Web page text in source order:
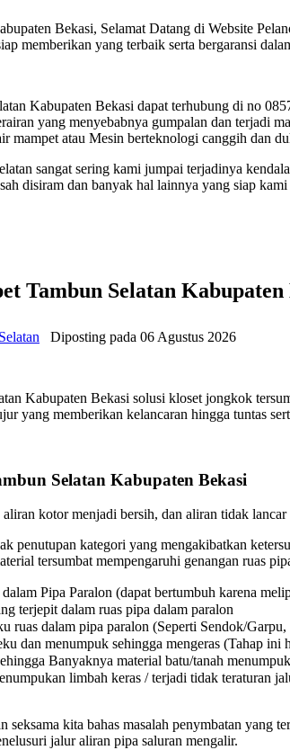
Bekasi, Selamat Datang di Website
memberikan yang terbaik serta bergaransi
Kabupaten Bekasi dapat terhubung di no
yang menyebabnya gumpalan dan terjadi
mampet atau Mesin berteknologi canggih dan
sangat sering kami jumpai terjadinya
disiram dan banyak hal lainnya yang siap
Tambun Selatan
Diposting pada 06 Agustus 2026
Kabupaten Bekasi solusi kloset jongkok
yang memberikan kelancaran hingga tuntas
Selatan Kabupaten Bekasi
kotor menjadi bersih, dan aliran tidak lancar
penutupan kategori yang mengakibatkan
tersumbat mempengaruhi genangan ruas
Pipa Paralon (dapat bertumbuh karena
terjepit dalam ruas pipa dalam paralon
ruas dalam pipa paralon (Seperti Sendok/
dan menumpuk sehingga mengeras (Tahap
Banyaknya material batu/tanah
limbah keras / terjadi tidak teraturan
seksama kita bahas masalah penymbatan
jalur aliran pipa saluran mengalir.